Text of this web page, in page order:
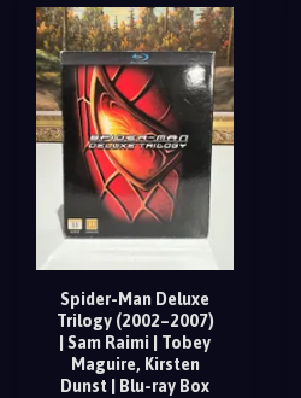
Spider-Man Deluxe
Trilogy (2002–2007)
| Sam Raimi | Tobey
Maguire, Kirsten
Dunst | Blu-ray Box